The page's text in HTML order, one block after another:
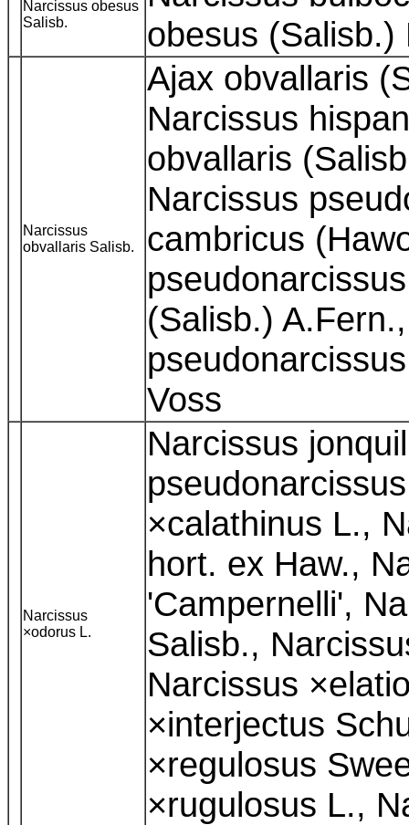
Narcissus obesus
Salisb.
obesus
Narcissus
obvallaris Salisb.
Ajax obvallaris
Narcissus
obvallaris
Narcissus
cambricus
(Salisb.)
Voss
Narcissus
×odorus L.
Narcissus
×calathinus L.,
hort. ex Haw.,
'Campernelli',
Salisb.,
Narcissus
×interjectus
×regulosus
×rugulosus L.,